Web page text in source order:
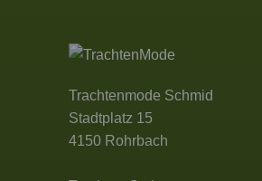
Trachtenmode Schmid
Stadtplatz 15
4150 Rohrbach